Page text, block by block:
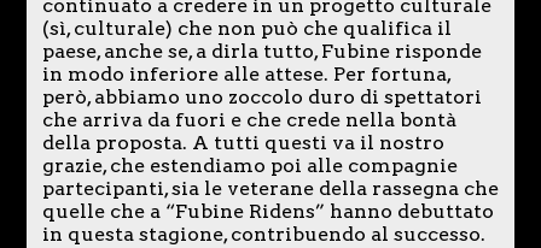
continuato a credere in un progetto culturale
(sì, culturale) che non può che qualifica il
paese, anche se, a dirla tutto, Fubine risponde
in modo inferiore alle attese. Per fortuna,
però, abbiamo uno zoccolo duro di spettatori
che arriva da fuori e che crede nella bontà
della proposta. A tutti questi va il nostro
grazie, che estendiamo poi alle compagnie
partecipanti, sia le veterane della rassegna che
quelle che a “Fubine Ridens” hanno debuttato
in questa stagione, contribuendo al successo.